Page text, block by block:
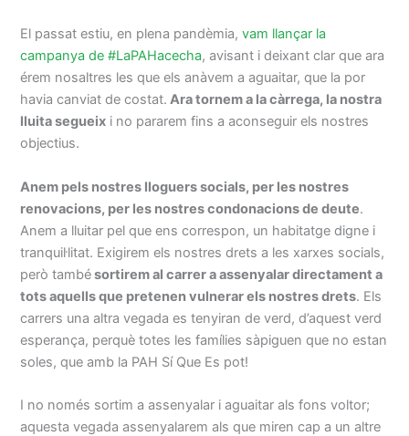
El passat estiu, en plena pandèmia,vam llançar la
campanya de #LaPAHacecha, avisant i deixant clar que ara
érem nosaltres les que els anàvem a aguaitar, que la por
havia canviat de costat. Ara tornem a la càrrega, la nostra
lluita segueix i no pararem fins a aconseguir els nostres
objectius.
Anem pels nostres lloguers socials, per les nostres
renovacions, per les nostres condonacions de deute.
Anem a lluitar pel que ens correspon, un habitatge digne i
tranquil·litat. Exigirem els nostres drets a les xarxes socials,
però tambésortirem al carrer a assenyalar directament a
tots aquells que pretenen vulnerar els nostres drets. Els
carrers una altra vegada es tenyiran de verd, d’aquest verd
esperança, perquè totes les famílies sàpiguen que no estan
soles, que amb la PAH Sí Que Es pot!
I no només sortim a assenyalar i aguaitar als fons voltor;
aquesta vegada assenyalarem als que miren cap a un altre